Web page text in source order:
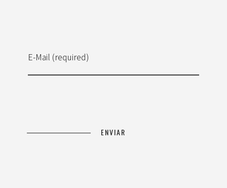
E-Mail (required)